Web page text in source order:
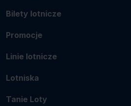
Bilety lotnicze
Promocje
Linie lotnicze
Lotniska
Tanie Loty